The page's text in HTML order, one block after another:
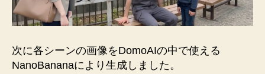
次に各シーンの画像をDomoAIの中で使える
NanoBananaにより生成しました。